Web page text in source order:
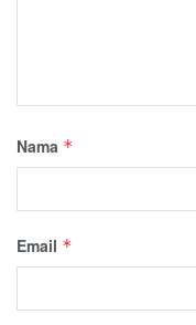
Nama *
Email *